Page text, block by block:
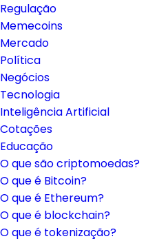
Regulação
Memecoins
Mercado
Política
Negócios
Tecnologia
Inteligência Artificial
Cotações
Educação
O que são criptomoedas?
O que é Bitcoin?
O que é Ethereum?
O que é blockchain?
O que é tokenização?